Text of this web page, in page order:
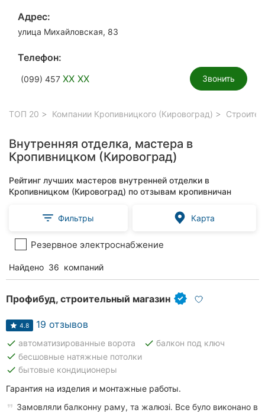
Адрес:
улица Михайловская, 83
Телефон:
(099) 457 XX XX Звонить
ТОП 20 Компании Кропивницкого (Кировоград)
Внутренняя отделка, мастера в
Кропивницком (Кировоград)
Рейтинг лучших мастеров внутренней отделки в
Кропивницком (Кировоград) по отзывам кропивничан
Фильтры Карта
Резервное электроснабжение
Найдено 36 компаний
Профибуд, строительный магазин
4.8 19 отзывов
done автоматизированные ворота done балкон под ключ
done бесшовные натяжные потолки
done бытовые кондиционеры
Гарантия на изделия и монтажные работы.
Замовляли балконну раму, та жалюзі. Все було виконано в